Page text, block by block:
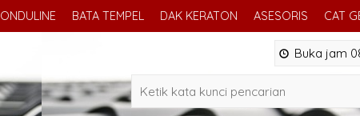
ONDULINE BATA TEMPEL DAK KERATON ASESORIS CAT
Buka jam